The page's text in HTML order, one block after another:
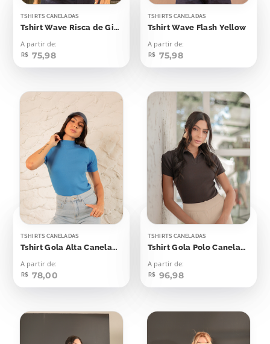
TSHIRTS CANELADAS
Tshirt Wave Risca de Giz Off Listras Pretas
A partir de:
R$ 75,98
TSHIRTS CANELADAS
Tshirt Wave Flash Yellow
A partir de:
R$ 75,98
TSHIRTS CANELADAS
Tshirt Gola Alta Canelada Azul Blue Beach
A partir de:
R$ 78,00
TSHIRTS CANELADAS
Tshirt Gola Polo Canelada Marrom Dark
A partir de:
R$ 96,98